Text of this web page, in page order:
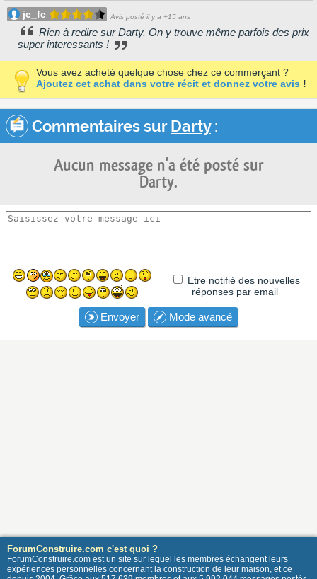
jc_fc Avis posté il y a +15 ans
Rien à redire sur Darty. On y trouve même parfois des prix
super interessants !
Vous avez acheté quelque chose chez ce commerçant ?
Ajoutez cet achat dans votre récit et donnez votre avis !
Commentaires surDarty:
Aucun message n'a été posté sur
Darty.
Etre notifié des nouvelles
réponses par email
Envoyer Mode avancé
ForumConstruire.com c'est quoi ?
ForumConstruire.com est un site sur lequel les membres échangent leurs
expériences personnelles concernant la construction de leur maison, et ce